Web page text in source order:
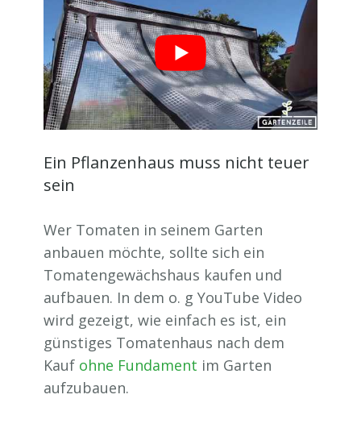
Ein Pflanzenhaus muss nicht teuer
sein
Wer Tomaten in seinem Garten
anbauen möchte, sollte sich ein
Tomatengewächshaus kaufen und
aufbauen. In dem o. g YouTube Video
wird gezeigt, wie einfach es ist, ein
günstiges Tomatenhaus nach dem
Kauf ohne Fundament im Garten
aufzubauen.